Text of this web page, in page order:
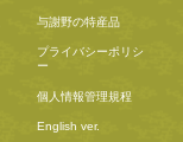
与謝野の特産品
プライバシーポリシ
ー
個人情報管理規程
English ver.